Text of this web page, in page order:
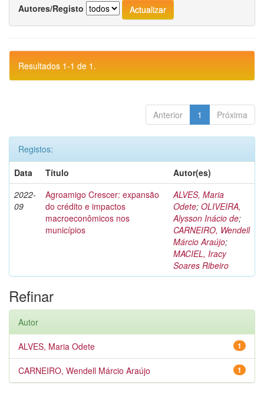
Autores/Registo
Resultados 1-1 de 1.
Anterior 1 Próxima
Registos:
Data
Título
Autor(es)
2022-
09
Agroamigo Crescer: expansão
do crédito e impactos
macroeconômicos nos
municípios
ALVES, Maria
Odete; OLIVEIRA,
Alysson Inácio de;
CARNEIRO, Wendell
Márcio Araújo;
MACIEL, Iracy
Soares Ribeiro
Refinar
Autor
1
ALVES, Maria Odete
1
CARNEIRO, Wendell Márcio Araújo